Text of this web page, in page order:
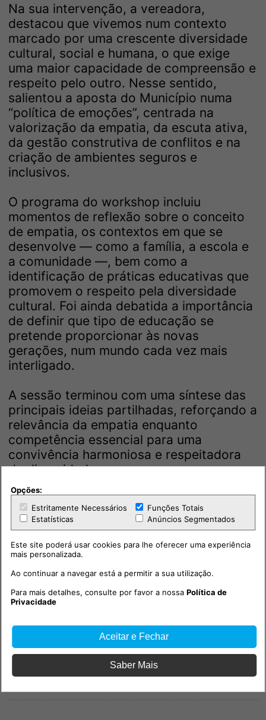
Na sua intervenção, a vereadora,
destacou que vivemos num contexto
marcado por uma crescente diversidade
cultural, social e humana, o que exige
uma maior capacidade de compreensão e
respeito pelo outro. Nesse sentido,
salientou a aposta do Município numa
“política de emoções”, centrada na
valorização da empatia, da escuta ativa,
da gestão construtiva de conflitos e na
criação de ambientes seguros e
inclusivos.
O programa do workshop incluiu
momentos de reflexão sobre o conceito
de empatia, os contextos em que se
desenvolve — como a família, a escola e
a comunidade —, bem como a
identificação de práticas educativas que
promovem o respeito pela diversidade
cultural. Foi ainda debatida a importância
de definir que tipo de educação se
pretende proporcionar às novas
gerações, num mundo cada vez mais
interligado.
A sessão terminou com uma síntese das
principais ideias partilhadas, reforçando a
relevância da empatia enquanto
competência essencial para uma
convivência harmoniosa e respeitadora
da diversidade.
Opções:
Estritamente Necessários
Funções Totais
Estatísticas
Anúncios Segmentados
Este site poderá usar cookies para lhe oferecer uma experiência
mais personalizada.
Ao continuar a navegar está a permitir a sua utilização.
Para mais detalhes, consulte por favor a nossaPolítica de
Privacidade
Aceitar e Fechar
Saber Mais